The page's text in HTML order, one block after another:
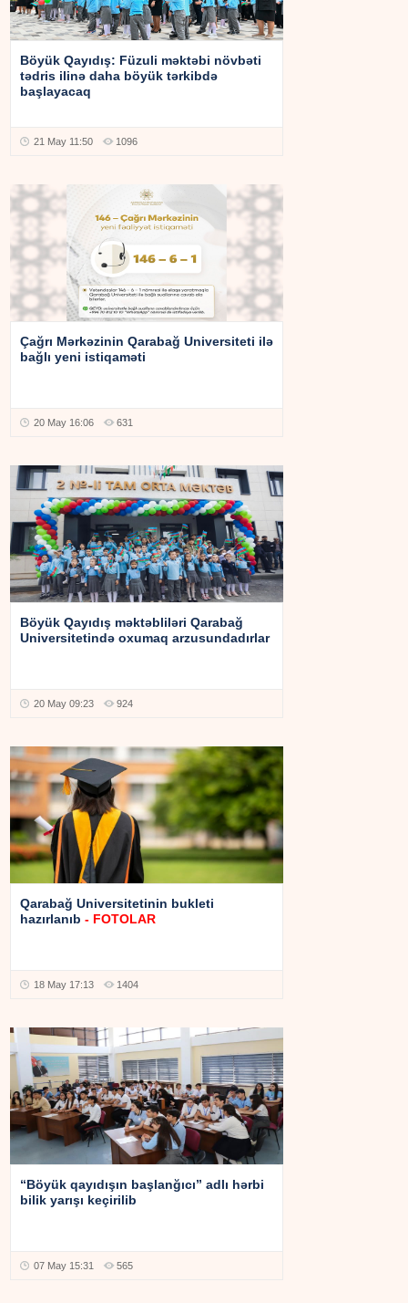
Böyük Qayıdış: Füzuli məktəbi növbəti
tədris ilinə daha böyük tərkibdə
başlayacaq
21 May 11:50 1096
Çağrı Mərkəzinin Qarabağ Universiteti ilə
bağlı yeni istiqaməti
20 May 16:06 631
Böyük Qayıdış məktəbliləri Qarabağ
Universitetində oxumaq arzusundadırlar
20 May 09:23 924
Qarabağ Universitetinin bukleti
hazırlanıb- FOTOLAR
18 May 17:13 1404
“Böyük qayıdışın başlanğıcı” adlı hərbi
bilik yarışı keçirilib
07 May 15:31 565